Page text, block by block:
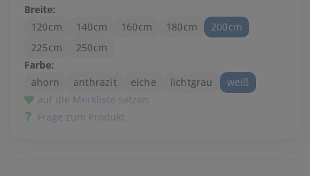
Breite:
120cm
140cm 160cm 180cm
200cm
225cm
250cm
Farbe:
ahorn
anthrazit eiche lichtgrau
weiß
auf die Merkliste setzen
Frage zum Produkt